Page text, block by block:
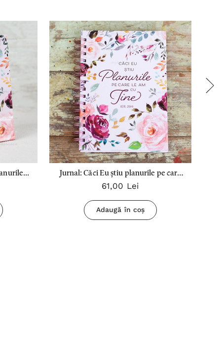
Jurnal: Căci Eu știu planurile pe care
le am...
61,00 Lei
Adaugă în coș